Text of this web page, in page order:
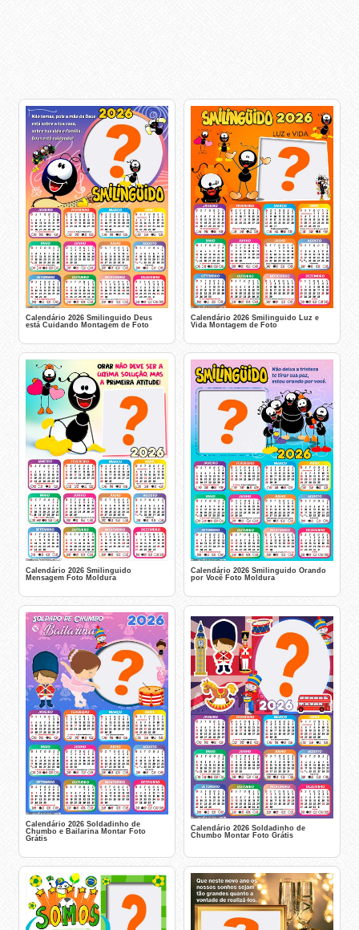
Calendário 2026 Smilinguido Deus
está Cuidando Montagem de Foto
Calendário 2026 Smilinguido Luz e
Vida Montagem de Foto
Calendário 2026 Smilinguido
Mensagem Foto Moldura
Calendário 2026 Smilinguido Orando
por Você Foto Moldura
Calendário 2026 Soldadinho de
Chumbo e Bailarina Montar Foto
Grátis
Calendário 2026 Soldadinho de
Chumbo Montar Foto Grátis